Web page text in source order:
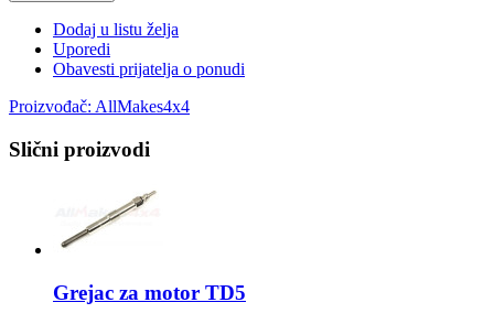
Dodaj u listu želja
Uporedi
Obavesti prijatelja o ponudi
Proizvođač: AllMakes4x4
Slični proizvodi
Grejac za motor TD5